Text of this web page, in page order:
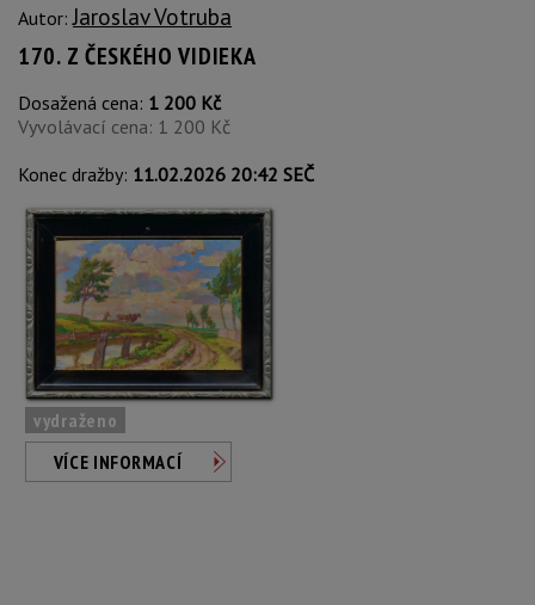
Autor:Jaroslav Votruba
170. Z ČESKÉHO VIDIEKA
Dosažená cena: 1 200 Kč
Vyvolávací cena: 1 200 Kč
Konec dražby: 11.02.2026 20:42 SEČ
vydraženo
VÍCE INFORMACÍ